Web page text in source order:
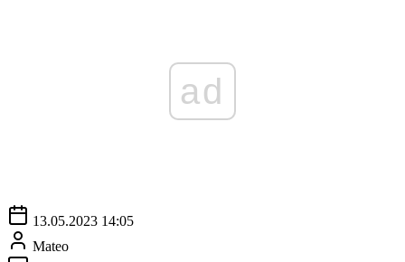
ad
13.05.2023 14:05
Mateo